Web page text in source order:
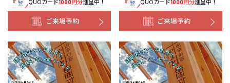
QUOカード1000円分進呈中！
ご来場予約
QUOカード1000円分進呈中！
ご来場予約